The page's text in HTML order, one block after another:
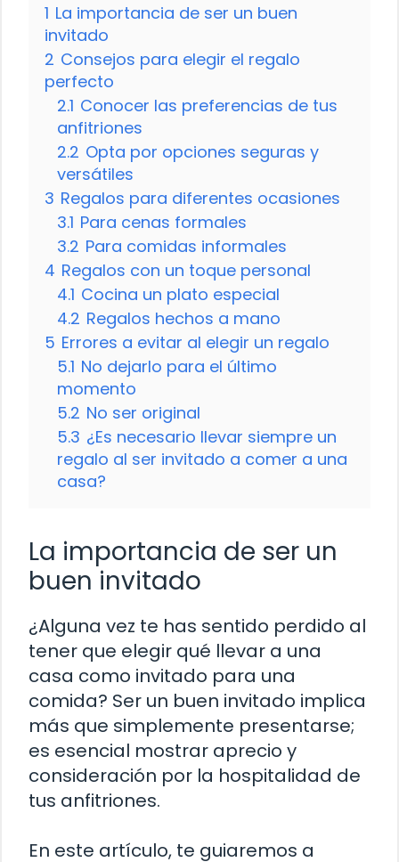
1 La importancia de ser un buen
invitado
2 Consejos para elegir el regalo
perfecto
2.1 Conocer las preferencias de tus
anfitriones
2.2 Opta por opciones seguras y
versátiles
3 Regalos para diferentes ocasiones
3.1 Para cenas formales
3.2 Para comidas informales
4 Regalos con un toque personal
4.1 Cocina un plato especial
4.2 Regalos hechos a mano
5 Errores a evitar al elegir un regalo
5.1 No dejarlo para el último
momento
5.2 No ser original
5.3 ¿Es necesario llevar siempre un
regalo al ser invitado a comer a una
casa?
La importancia de ser un
buen invitado
¿Alguna vez te has sentido perdido al
tener que elegir qué llevar a una
casa como invitado para una
comida? Ser un buen invitado implica
más que simplemente presentarse;
es esencial mostrar aprecio y
consideración por la hospitalidad de
tus anfitriones.
En este artículo, te guiaremos a